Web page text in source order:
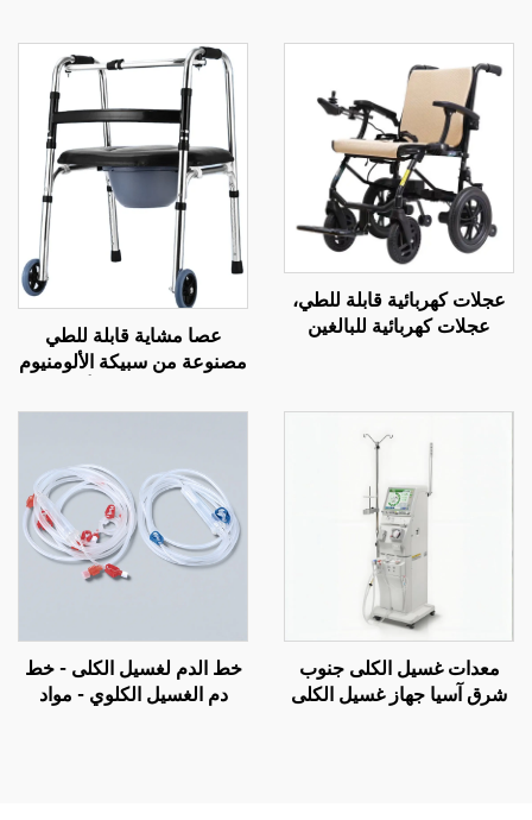
عجلات كهربائية قابلة للطي،
عجلات كهربائية للبالغين
عصا مشاية قابلة للطي
مصنوعة من سبيكة الألومنيوم
مساعدة للمشي لذوي
من المصنع
معدات غسيل الكلى جنوب
شرق آسيا جهاز غسيل الكلى
خط الدم لغسيل الكلى - خط
دم الغسيل الكلوي - مواد